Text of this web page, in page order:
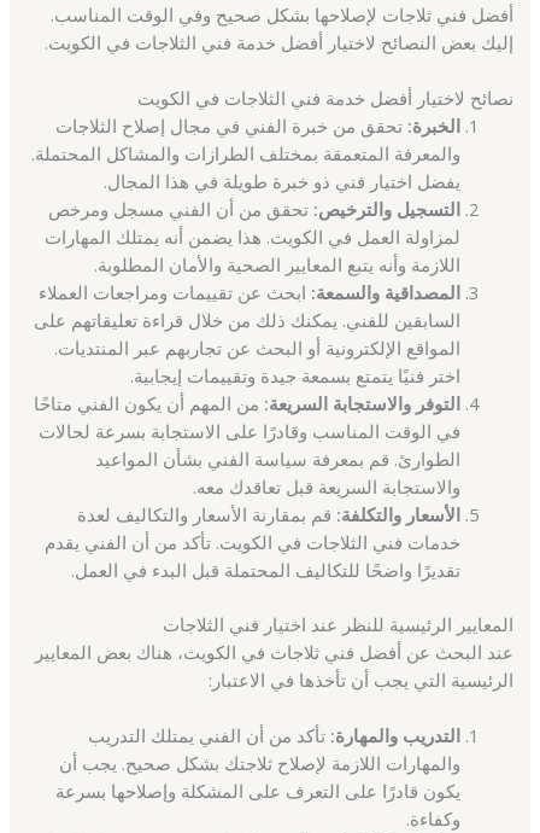
أفضل فني ثلاجات لإصلاحها بشكل صحيح وفي الوقت المناسب.
إليك بعض النصائح لاختيار أفضل خدمة فني الثلاجات في الكويت.
نصائح لاختيار أفضل خدمة فني الثلاجات في الكويت
الخبرة: تحقق من خبرة الفني في مجال إصلاح الثلاجات
والمعرفة المتعمقة بمختلف الطرازات والمشاكل المحتملة.
يفضل اختيار فني ذو خبرة طويلة في هذا المجال.
التسجيل والترخيص: تحقق من أن الفني مسجل ومرخص
لمزاولة العمل في الكويت. هذا يضمن أنه يمتلك المهارات
اللازمة وأنه يتبع المعايير الصحية والأمان المطلوبة.
المصداقية والسمعة: ابحث عن تقييمات ومراجعات العملاء
السابقين للفني. يمكنك ذلك من خلال قراءة تعليقاتهم على
المواقع الإلكترونية أو البحث عن تجاربهم عبر المنتديات.
اختر فنيًا يتمتع بسمعة جيدة وتقييمات إيجابية.
التوفر والاستجابة السريعة: من المهم أن يكون الفني متاحًا
في الوقت المناسب وقادرًا على الاستجابة بسرعة لحالات
الطوارئ. قم بمعرفة سياسة الفني بشأن المواعيد
والاستجابة السريعة قبل تعاقدك معه.
الأسعار والتكلفة: قم بمقارنة الأسعار والتكاليف لعدة
خدمات فني الثلاجات في الكويت. تأكد من أن الفني يقدم
تقديرًا واضحًا للتكاليف المحتملة قبل البدء في العمل.
المعايير الرئيسية للنظر عند اختيار فني الثلاجات
عند البحث عن أفضل فني ثلاجات في الكويت، هناك بعض المعايير
الرئيسية التي يجب أن تأخذها في الاعتبار:
التدريب والمهارة: تأكد من أن الفني يمتلك التدريب
والمهارات اللازمة لإصلاح ثلاجتك بشكل صحيح. يجب أن
يكون قادرًا على التعرف على المشكلة وإصلاحها بسرعة
وكفاءة.